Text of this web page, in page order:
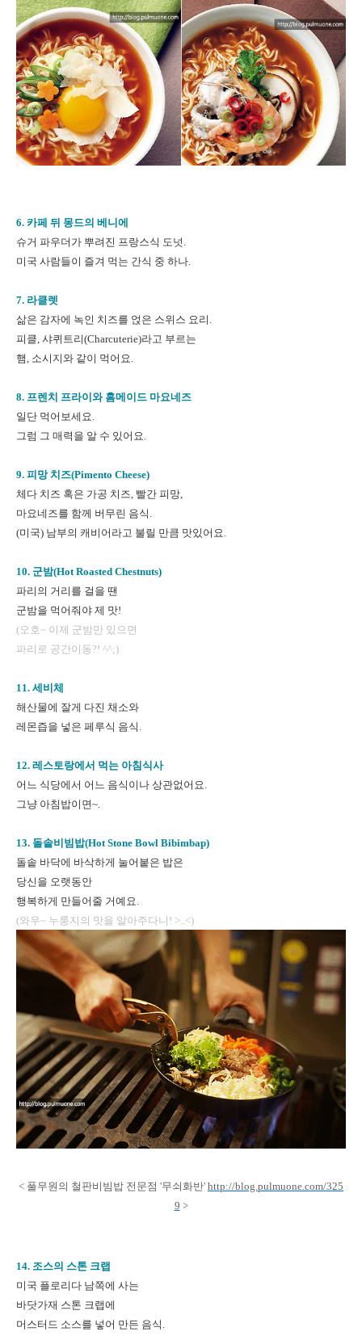
6. 카페 뒤 몽드의 베니에
슈거 파우더가 뿌려진 프랑스식 도넛.
미국 사람들이 즐겨 먹는 간식 중 하나.
7. 라클렛
삶은 감자에 녹인 치즈를 얹은 스위스 요리.
피클, 샤퀴트리(Charcuterie)라고 부르는
햄, 소시지와 같이 먹어요.
8. 프렌치 프라이와 홈메이드 마요네즈
일단 먹어보세요.
그럼 그 매력을 알 수 있어요.
9. 피망 치즈(Pimento Cheese)
체다 치즈 혹은 가공 치즈, 빨간 피망,
마요네즈를 함께 버무린 음식.
(미국) 남부의 캐비어라고 불릴 만큼 맛있어요.
10. 군밤(Hot Roasted Chestnuts)
파리의 거리를 걸을 땐
군밤을 먹어줘야 제 맛!
(오호~ 이제 군밤만 있으면
파리로 공간이동?! ^^;)
11. 세비체
해산물에 잘게 다진 채소와
레몬즙을 넣은 페루식 음식.
12. 레스토랑에서 먹는 아침식사
어느 식당에서 어느 음식이나 상관없어요.
그냥 아침밥이면~.
13. 돌솥비빔밥(Hot Stone Bowl Bibimbap)
돌솥 바닥에 바삭하게 눌어붙은 밥은
당신을 오랫동안
행복하게 만들어줄 거예요.
(와우~ 누룽지의 맛을 알아주다니! >..<)
< 풀무원의 철판비빔밥 전문점 '무쇠화반' http://blog.pulmuone.com/325
9 >
14. 조스의 스톤 크랩
미국 플로리다 남쪽에 사는
바닷가재 스톤 크랩에
머스터드 소스를 넣어 만든 음식.